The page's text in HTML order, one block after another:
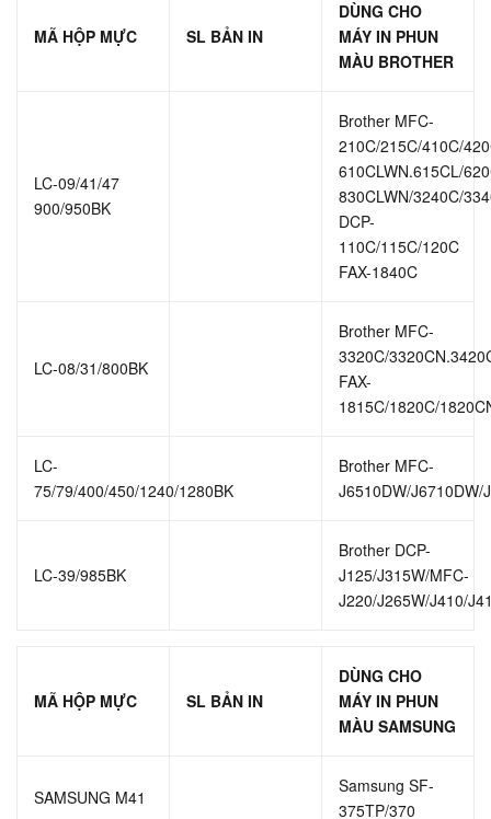
MÃ HỘP MỰC SL BẢN IN
DÙNG CHO
MÁY IN PHUN
MÀU BROTHER
LC-09/41/47
900/950BK
Brother MFC-
210C/215C/410C/
610CLWN.615CL/
830CLWN/3240C/
DCP-
110C/115C/120C
FAX-1840C
LC-08/31/800BK
Brother MFC-
3320C/
FAX-
1815C/1820C/
LC-
75/79/400/450/1240/1280BK
Brother MFC-
J6510DW/J6710DW/
LC-39/985BK
Brother DCP-
J125/J315W/MFC-
J220/J265W/J410/
MÃ HỘP MỰC SL BẢN IN
DÙNG CHO
MÁY IN PHUN
MÀU SAMSUNG
SAMSUNG M41
Samsung SF-
375TP/370